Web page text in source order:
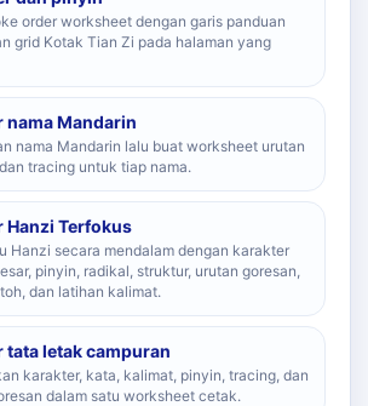
order worksheet dengan garis panduan
grid Kotak Tian Zi pada halaman yang
nama Mandarin
nama Mandarin lalu buat worksheet urutan
tracing untuk tiap nama.
Hanzi Terfokus
Hanzi secara mendalam dengan karakter
pinyin, radikal, struktur, urutan goresan,
dan latihan kalimat.
tata letak campuran
karakter, kata, kalimat, pinyin, tracing, dan
dalam satu worksheet cetak.